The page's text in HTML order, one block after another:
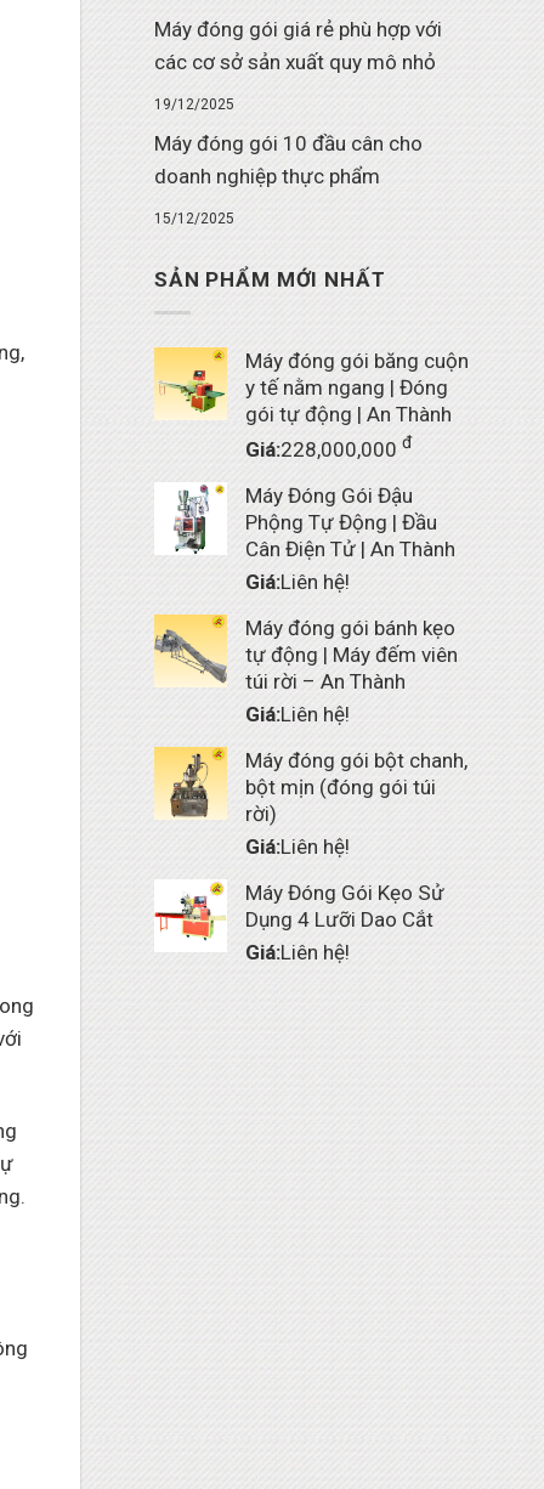
Máy đóng gói giá rẻ phù hợp với
các cơ sở sản xuất quy mô nhỏ
19/12/2025
Máy đóng gói 10 đầu cân cho
doanh nghiệp thực phẩm
15/12/2025
SẢN PHẨM MỚI NHẤT
Máy đóng gói băng cuộn
y tế nằm ngang | Đóng
gói tự động | An Thành
Giá:228,000,000 đ
Máy Đóng Gói Đậu
Phộng Tự Động | Đầu
Cân Điện Tử | An Thành
Giá:Liên hệ!
Máy đóng gói bánh kẹo
tự động | Máy đếm viên
túi rời – An Thành
Giá:Liên hệ!
Máy đóng gói bột chanh,
bột mịn (đóng gói túi
rời)
Giá:Liên hệ!
Máy Đóng Gói Kẹo Sử
Dụng 4 Lưỡi Dao Cắt
Giá:Liên hệ!